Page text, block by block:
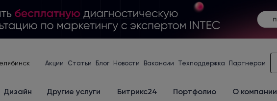
Акции Статьи Блог Новости Вакансии Техподдержка Партнерам
Дизайн Другие услуги Битрикс24 Портфолио О компании